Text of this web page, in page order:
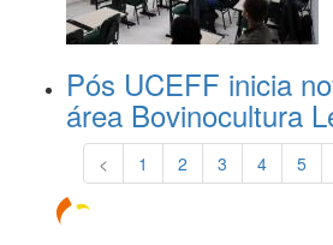
Pós UCEFF inicia
área Bovinocultura
< 1 2 3 4 5